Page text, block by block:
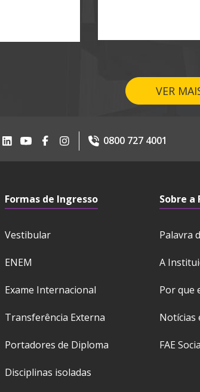
VER
0800 727 4001
Formas de Ingresso
Vestibular
ENEM
Exame Internacional
Transferência Externa
Portadores de Diploma
Disciplinas isoladas
Sobre a
Palavra
A
Por que
Notícias
FAE